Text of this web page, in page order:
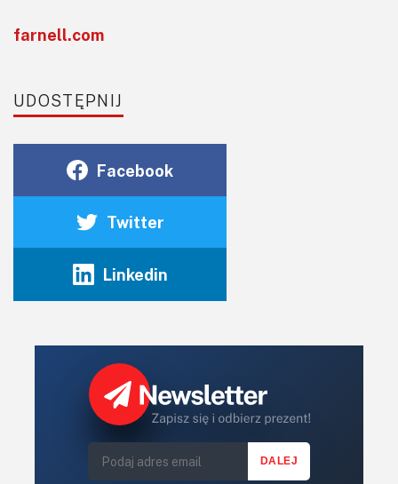
farnell.com
UDOSTĘPNIJ
Facebook
Twitter
Linkedin